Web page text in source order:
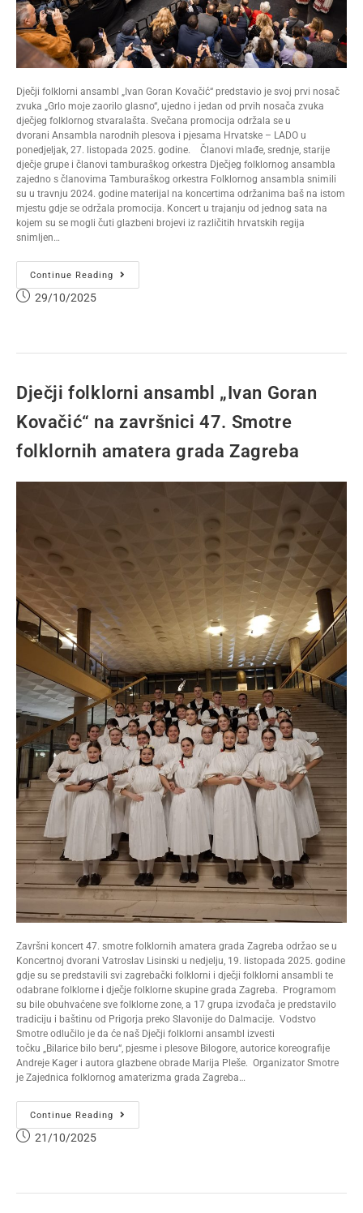
Dječji folklorni ansambl „Ivan Goran Kovačić“ predstavio je svoj prvi nosač
zvuka „Grlo moje zaorilo glasno“, ujedno i jedan od prvih nosača zvuka
dječjeg folklornog stvaralašta. Svečana promocija održala se u
dvorani Ansambla narodnih plesova i pjesama Hrvatske – LADO u
ponedjeljak, 27. listopada 2025. godine. Članovi mlađe, srednje, starije
dječje grupe i članovi tamburaškog orkestra Dječjeg folklornog ansambla
zajedno s članovima Tamburaškog orkestra Folklornog ansambla snimili
su u travnju 2024. godine materijal na koncertima održanima baš na istom
mjestu gdje se održala promocija. Koncert u trajanju od jednog sata na
kojem su se mogli čuti glazbeni brojevi iz različitih hrvatskih regija
snimljen…
Continue Reading
29/10/2025
Dječji folklorni ansambl „Ivan Goran
Kovačić“ na završnici 47. Smotre
folklornih amatera grada Zagreba
Završni koncert 47. smotre folklornih amatera grada Zagreba održao se u
Koncertnoj dvorani Vatroslav Lisinski u nedjelju, 19. listopada 2025. godine
gdje su se predstavili svi zagrebački folklorni i dječji folklorni ansambli te
odabrane folklorne i dječje folklorne skupine grada Zagreba. Programom
su bile obuhvaćene sve folklorne zone, a 17 grupa izvođača je predstavilo
tradiciju i baštinu od Prigorja preko Slavonije do Dalmacije. Vodstvo
Smotre odlučilo je da će naš Dječji folklorni ansambl izvesti
točku „Bilarice bilo beru“, pjesme i plesove Bilogore, autorice koreografije
Andreje Kager i autora glazbene obrade Marija Pleše. Organizator Smotre
je Zajednica folklornog amaterizma grada Zagreba…
Continue Reading
21/10/2025